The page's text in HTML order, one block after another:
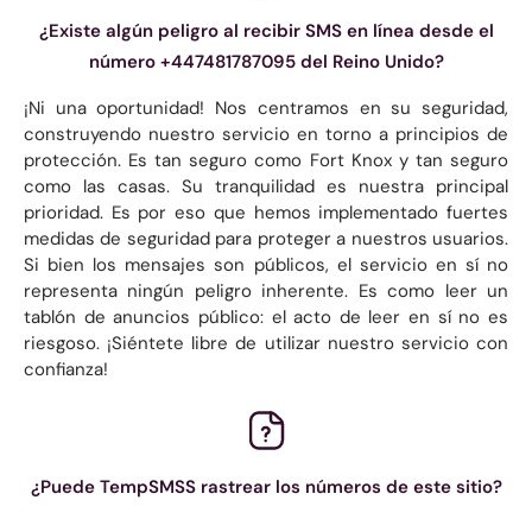
¿Existe algún peligro al recibir SMS en línea desde el
número +447481787095 del Reino Unido?
¡Ni una oportunidad! Nos centramos en su seguridad,
construyendo nuestro servicio en torno a principios de
protección. Es tan seguro como Fort Knox y tan seguro
como las casas. Su tranquilidad es nuestra principal
prioridad. Es por eso que hemos implementado fuertes
medidas de seguridad para proteger a nuestros usuarios.
Si bien los mensajes son públicos, el servicio en sí no
representa ningún peligro inherente. Es como leer un
tablón de anuncios público: el acto de leer en sí no es
riesgoso. ¡Siéntete libre de utilizar nuestro servicio con
confianza!
¿Puede TempSMSS rastrear los números de este sitio?